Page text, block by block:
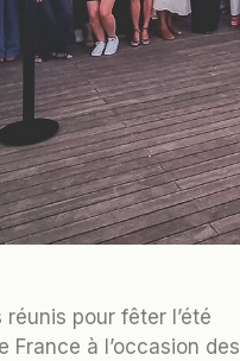
pour fêter l’été
France à l’occasion des